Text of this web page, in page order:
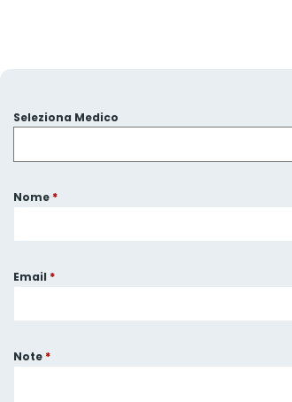
Seleziona Medico
Nome *
Email *
Note *